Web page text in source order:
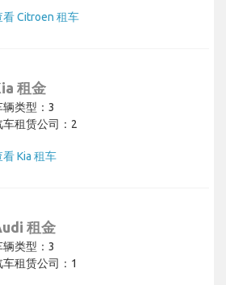
看 Citroen 租车
租金
辆类型：3
车租赁公司：2
看 Kia 租车
租金
辆类型：3
车租赁公司：1